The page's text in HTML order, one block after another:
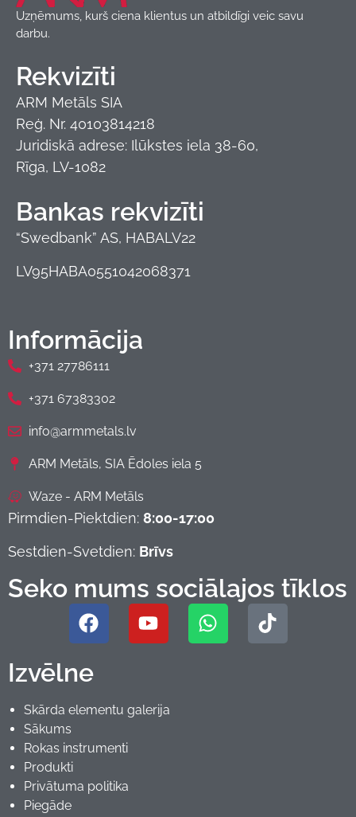
Uzņēmums, kurš ciena klientus un atbildīgi veic savu
darbu.
Rekvizīti
ARM Metāls SIA
Reģ. Nr. 40103814218
Juridiskā adrese: Ilūkstes iela 38-60,
Rīga, LV-1082
Bankas rekvizīti
“Swedbank” AS, HABALV22
LV95HABA0551042068371
Informācija
+371 27786111
+371 67383302
info@armmetals.lv
ARM Metāls, SIA Ēdoles iela 5
Waze - ARM Metāls
Pirmdien-Piektdien: 8:00-17:00
Sestdien-Svetdien: Brīvs
Seko mums sociālajos tīklos
Izvēlne
Skārda elementu galerija
Sākums
Rokas instrumenti
Produkti
Privātuma politika
Piegāde